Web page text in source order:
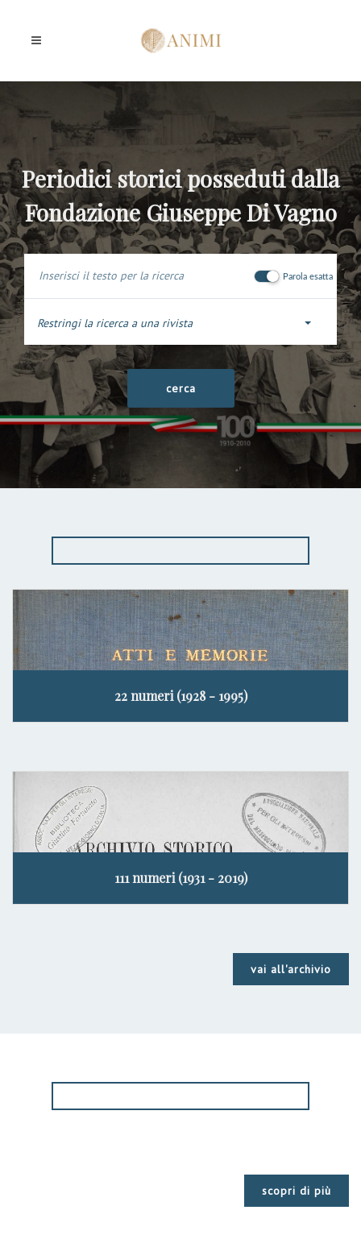
Periodici storici posseduti dalla
Fondazione Giuseppe Di Vagno
Parola esatta
Restringi la ricerca a una rivista
22 numeri (1928 - 1995)
111 numeri (1931 - 2019)
vai all'archivio
scopri di più